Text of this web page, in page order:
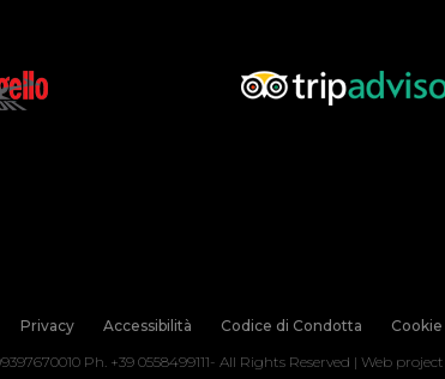
Privacy Accessibilità Codice di Condotta
Ph. +39 0558499111- All Rights Reserved | Web